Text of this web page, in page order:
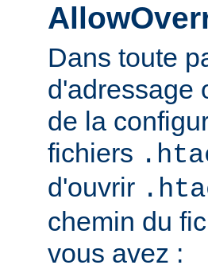
Dans toute
d'adressage
de la
fichiers
d'ouvrir
chemin du
vous avez :